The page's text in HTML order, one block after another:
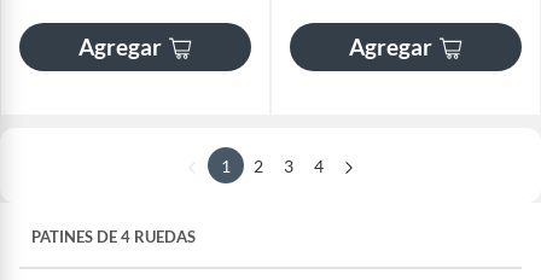
Agregar Agregar
1 2 3 4
PATINES DE 4 RUEDAS